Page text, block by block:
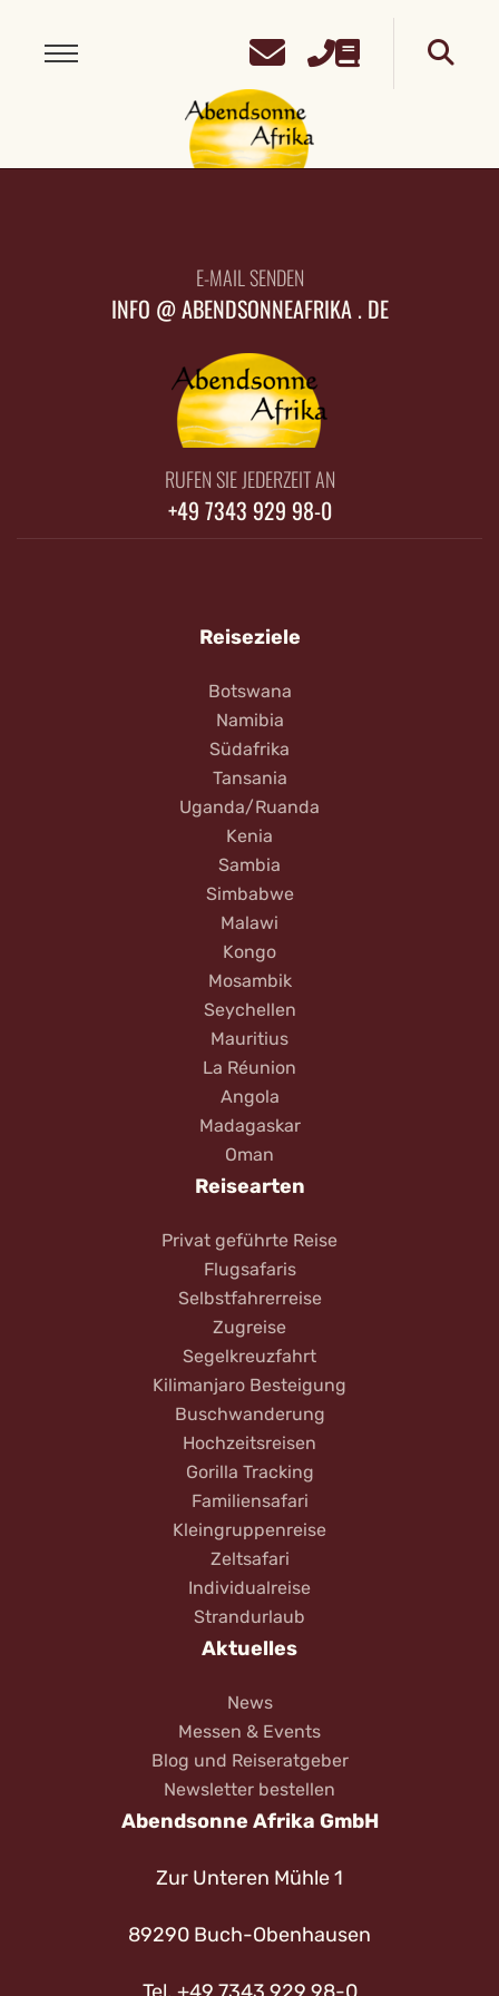
E-MAIL SENDEN
INFO @ ABENDSONNEAFRIKA . DE
RUFEN SIE JEDERZEIT AN
+49 7343 929 98-0
Reiseziele
Botswana
Namibia
Südafrika
Tansania
Uganda/Ruanda
Kenia
Sambia
Simbabwe
Malawi
Kongo
Mosambik
Seychellen
Mauritius
La Réunion
Angola
Madagaskar
Oman
Reisearten
Privat geführte Reise
Flugsafaris
Selbstfahrerreise
Zugreise
Segelkreuzfahrt
Kilimanjaro Besteigung
Buschwanderung
Hochzeitsreisen
Gorilla Tracking
Familiensafari
Kleingruppenreise
Zeltsafari
Individualreise
Strandurlaub
Aktuelles
News
Messen & Events
Blog und Reiseratgeber
Newsletter bestellen
Abendsonne Afrika GmbH
Zur Unteren Mühle 1
89290 Buch-Obenhausen